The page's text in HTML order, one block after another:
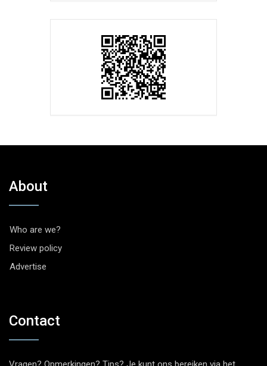
About
Who are we?
Review policy
Advertise
Contact